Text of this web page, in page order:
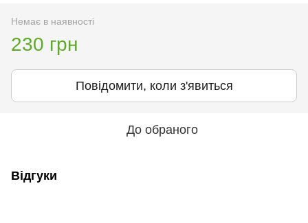
Немає в наявності
230 грн
Повідомити, коли з'явиться
До обраного
Відгуки